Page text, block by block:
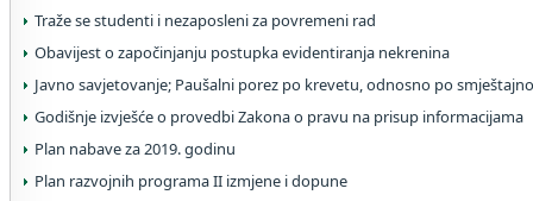
Traže se studenti i nezaposleni za povremeni rad
Obavijest o započinjanju postupka evidentiranja nekrenina
Javno savjetovanje; Paušalni porez po krevetu, odnosno po
Godišnje izvješće o provedbi Zakona o pravu na prisup informacijama
Plan nabave za 2019. godinu
Plan razvojnih programa II izmjene i dopune